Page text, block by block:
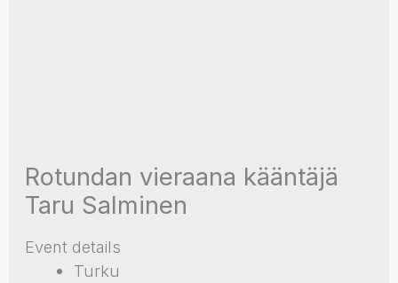
Rotundan vieraana kääntäjä
Taru Salminen
Event details
Turku